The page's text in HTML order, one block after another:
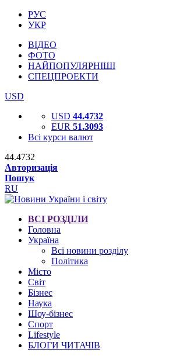
РУС
УКР
ВІДЕО
ФОТО
НАЙПОПУЛЯРНІШІ
СПЕЦПРОЕКТИ
USD
USD 44.4732
EUR 51.3093
Всі курси валют
44.4732
Авторизація
Пошук
RU
ВСІ РОЗДІЛИ
Головна
Україна
Всі новини розділу
Політика
Місто
Світ
Бізнес
Наука
Шоу-бізнес
Спорт
Lifestyle
БЛОГИ ЧИТАЧІВ